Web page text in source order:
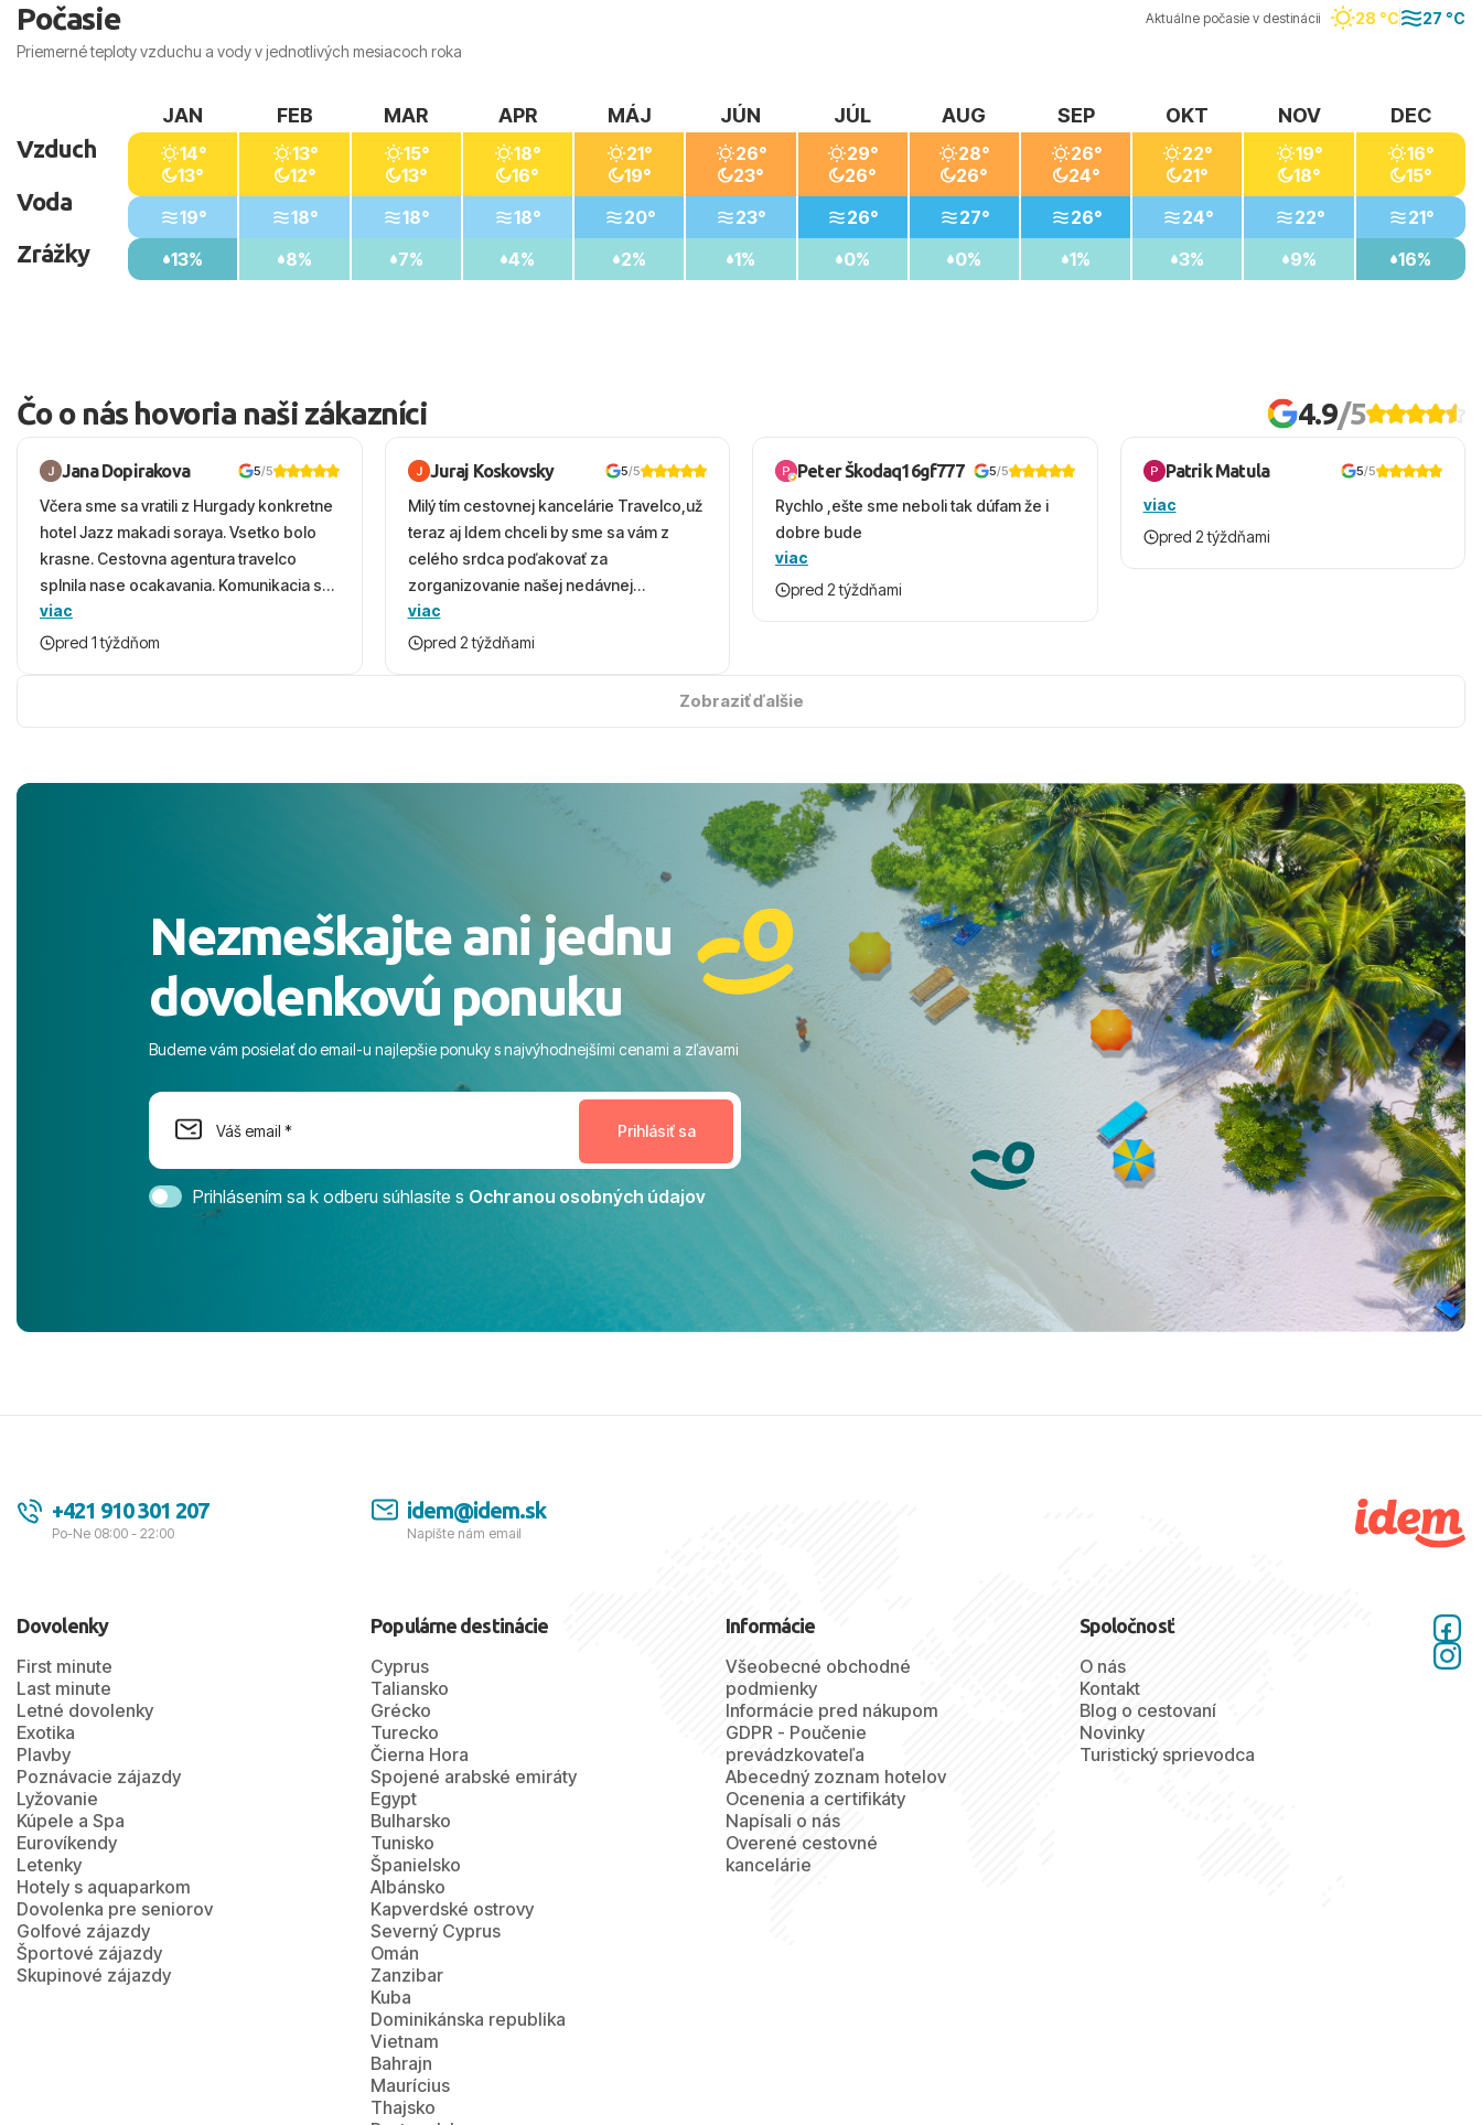
Počasie
Priemerné teploty vzduchu a vody v jednotlivých mesiacoch roka
Aktuálne počasie v destinácii 28 °C 27 °C
Vzduch
Voda
Zrážky
JAN
14°
13°
19°
13%
FEB
13°
12°
18°
8%
MAR
15°
13°
18°
7%
APR
18°
16°
18°
4%
MÁJ
21°
19°
20°
2%
JÚN
26°
23°
23°
1%
JÚL
29°
26°
26°
0%
AUG
28°
26°
27°
0%
SEP
26°
24°
26°
1%
OKT
22°
21°
24°
3%
NOV
19°
18°
22°
9%
DEC
16°
15°
21°
16%
Čo o nás hovoria naši zákazníci 4.9/5
Jana Dopirakova 5/5
Včera sme sa vratili z Hurgady konkretne
hotel Jazz makadi soraya. Vsetko bolo
krasne. Cestovna agentura travelco
splnila nase ocakavania. Komunikacia s
panom Michalinom uzasna a napomocna.
Vsetko vysvetlil aj vo vecernych hodinach
viac
pred 1 týždňom
Juraj Koskovsky 5/5
Milý tím cestovnej kancelárie Travelco,už
teraz aj Idem chceli by sme sa vám z
celého srdca poďakovať za
zorganizovanie našej nedávnej
dovolenky v Turecku. Vďaka vám sme
prežili nádherný čas, na ktorý budeme
čierneho! ​Čo nás dostalo najviac: ​Skvelé
ochotní a starostliví ľudia. ​Gastro zážitok:
celého dňa. ​Areál a pláž: Nádherné, čisté
prostredie, veľa zelene a udržiavaná pláž
s pozvoľným vstupom do mora a teple
more. ​Program: Skvelé animácie a
na moment nenudil, no zároveň bol
dostatok priestoru na dokonalý relax. ​
Magic Life Jacaranda môžeme s čistým
svedomím odporučiť každému, kto hľadá
bezstarostnú dovolenku na vysokej
úrovni. Všetko bolo zabezpečené na
tešíme, kam s nami vyrazíte nabudúce!
Ďakujeme za skvelé spomienky. ​S
pozdravom a prianím mnohých ďalších
viac
pred 2 týždňami
Peter Škodaq16gf777 5/5
Rychlo ,ešte sme neboli tak dúfam že i
dobre bude
viac
pred 2 týždňami
Patrik Matula 5/5
viac
pred 2 týždňami
Zobraziť ďalšie
Nezmeškajte ani jednu
dovolenkovú ponuku
Budeme vám posielať do email-u najlepšie ponuky s najvýhodnejšími cenami a zľavami
Prihlásením sa k odberu súhlasíte s Ochranou osobných údajov
+421 910 301 207
Po-Ne 08:00 - 22:00
idem@idem.sk
Napíšte nám email
Dovolenky
First minute
Last minute
Letné dovolenky
Exotika
Plavby
Poznávacie zájazdy
Lyžovanie
Kúpele a Spa
Eurovíkendy
Letenky
Hotely s aquaparkom
Dovolenka pre seniorov
Golfové zájazdy
Športové zájazdy
Skupinové zájazdy
Populárne destinácie
Cyprus
Taliansko
Grécko
Turecko
Čierna Hora
Spojené arabské emiráty
Egypt
Bulharsko
Tunisko
Španielsko
Albánsko
Kapverdské ostrovy
Severný Cyprus
Omán
Zanzibar
Kuba
Dominikánska republika
Vietnam
Bahrajn
Maurícius
Thajsko
Informácie
Všeobecné obchodné
podmienky
Informácie pred nákupom
GDPR - Poučenie
prevádzkovateľa
Abecedný zoznam hotelov
Ocenenia a certifikáty
Napísali o nás
Overené cestovné
kancelárie
Spoločnosť
O nás
Kontakt
Blog o cestovaní
Novinky
Turistický sprievodca